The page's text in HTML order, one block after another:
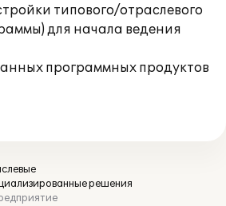
типового/отраслевого
для начала ведения
программных продуктов
решения